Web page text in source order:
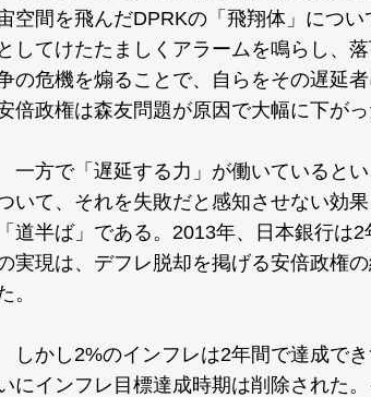
空間を飛んだDPRKの「飛翔体」につ
としてけたたましくアラームを鳴らし、
の危機を煽ることで、自らをその遅延
倍政権は森友問題が原因で大幅に下が
一方で「遅延する力」が働いていると
いて、それを失敗だと感知させない効
「道半ば」である。2013年、日本銀行は
実現は、デフレ脱却を掲げる安倍政権
。
しかし2%のインフレは2年間で達成で
にインフレ目標達成時期は削除された